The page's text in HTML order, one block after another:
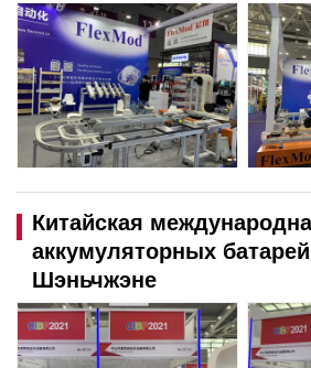
Китайская
аккумуляторных
Шэньчжэне